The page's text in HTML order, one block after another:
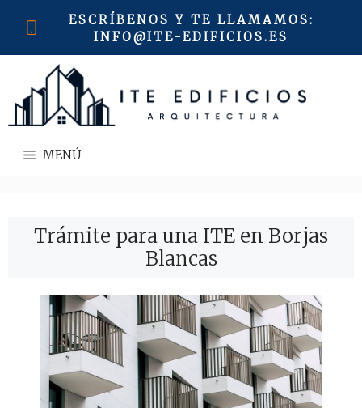
ESCRÍBENOS Y TE LLAMAMOS:
INFO@ITE-EDIFICIOS.ES
MENÚ
Trámite para una ITE en Borjas
Blancas